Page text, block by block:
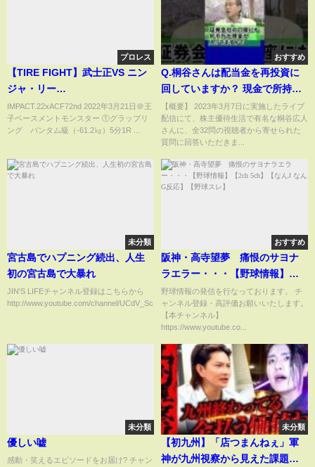
プロレス
【TIRE FIGHT】武士正VS ニン
ジャ・リー
【IMPACT22xACF27nd】
BushimasaVS NinjaLee
IMPACT.22xACF72nd 2022年3月21日＠王
子ベースメントモンスター ①グラップリ
ング バンタム級（-61.2㎏）5分1R ...
おすすめ
Q.桐谷さんは配当金を再投資に
回していますか？ 現金で所持し
ていますか？ #shorts #投資 #配
当金 #桐谷さん
【概要】 2023年3月7日に実施したライブ
配信にて、株主優待生活で有名な桐谷広人
さんに、全32問の視聴者から寄せられた
質問に回答いただきま...
未分類
宮古島でハプニング続出、人生
初の宮古島で大暴れ
JIN'S LIFEチャンネル登録はこちらから
http://www.youtube.com/channel/UCdV_Sc1tEENX5L...
おすすめ
阪神・高寺望夢 痛恨のサヨナ
ラエラー・・・【野球情報】
【2ch 5ch】【なんJ なんG反
応】【野球スレ】
野球情報の発信を行なっております。 チ
ャンネル登録・高評価お願いいたします。
【本チャンネル】
https://www.youtube.co...
未分類
優しい嘘
感動・笑えるエピソードをお届け? チャン
未分類
【初九州】「店つまんねぇ」軍
神が九州視察から見えた課題に